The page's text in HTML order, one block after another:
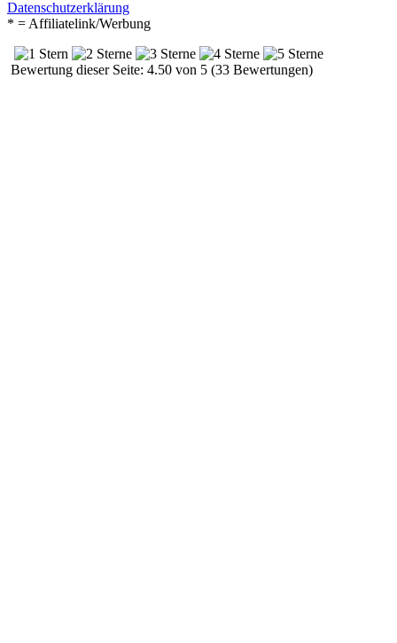
Datenschutzerklärung
* = Affiliatelink/Werbung
Bewertung dieser Seite: 4.50 von 5 (33 Bewertungen)